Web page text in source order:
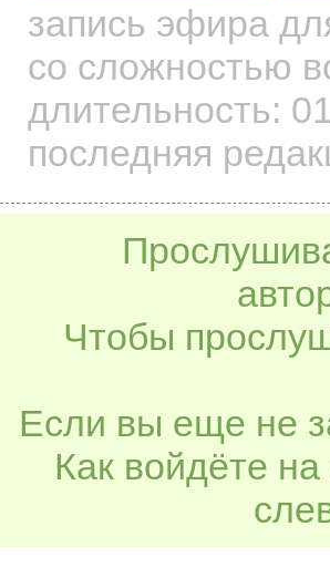
запись эфира
со сложностью
длительность:
последняя
Чтобы
Если вы еще не
Как войдёте